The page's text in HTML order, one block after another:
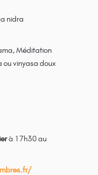
nidra
Méditation
vinyasa doux
à 17h30 au